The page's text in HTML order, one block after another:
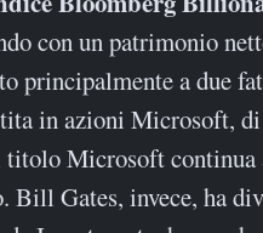
con un patrimonio
principalmente a due
in azioni Microsoft,
Microsoft continua
Bill Gates, invece, ha